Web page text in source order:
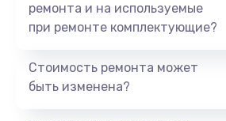
ремонта и на используемые
при ремонте комплектующие?
Стоимость ремонта может
быть изменена?